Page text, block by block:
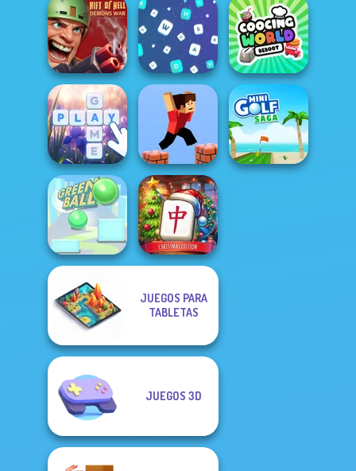
Rift of Hell:
Demons War
Words Match
Cooking World
Reborn
Bubble Letters Parkour Block 3D
Green Ball
Mahjong at
Home -
JUEGOS PARA
TABLETAS
JUEGOS 3D